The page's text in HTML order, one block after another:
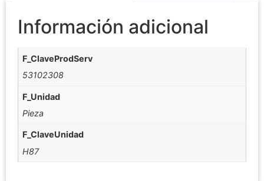
Información adicional
F_ClaveProdServ
53102308
F_Unidad
Pieza
F_ClaveUnidad
H87